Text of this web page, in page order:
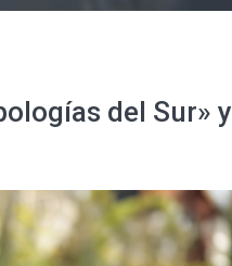
del Sur» y